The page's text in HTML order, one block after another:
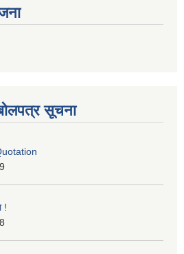
सूचना
!